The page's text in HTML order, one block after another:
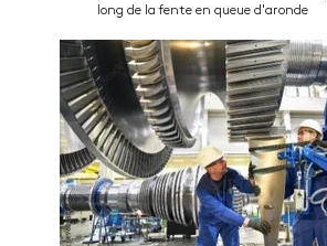
long de la fente en queue d'aronde